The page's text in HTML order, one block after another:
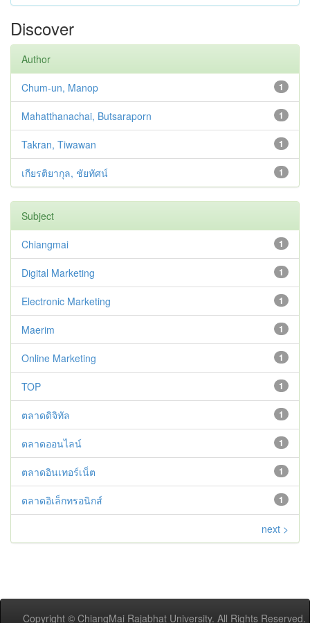
Discover
Author
1
Chum-un, Manop
1
Mahatthanachai, Butsaraporn
1
Takran, Tiwawan
1
เกียรติยากุล, ชัยทัศน์
Subject
1
Chiangmai
1
Digital Marketing
1
Electronic Marketing
1
Maerim
1
Online Marketing
1
TOP
1
ตลาดดิจิทัล
1
ตลาดออนไลน์
1
ตลาดอินเทอร์เน็ต
1
ตลาดอิเล็กทรอนิกส์
next >
Copyright © ChiangMai Rajabhat University. All Rights Reserved.